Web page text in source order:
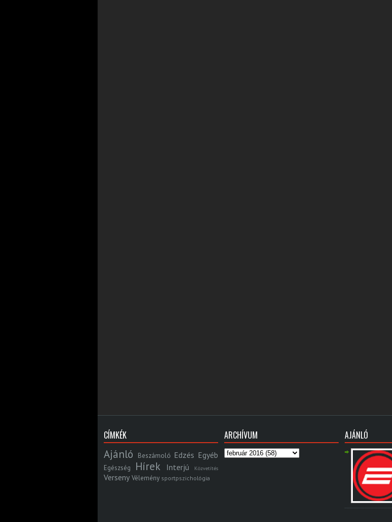
CÍMKÉK
Ajánló Beszámoló Edzés Egyéb
Egészség Hírek Interjú Közvetítés
Verseny Vélemény sportpszichológia
ARCHÍVUM AJÁNLÓ